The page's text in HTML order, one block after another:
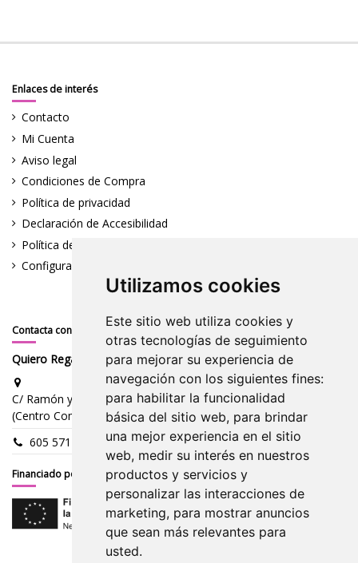
Utilizamos cookies
Este sitio web utiliza cookies y
otras tecnologías de seguimiento
para mejorar su experiencia de
navegación con los siguientes fines:
para habilitar la funcionalidad
básica del sitio web, para brindar
una mejor experiencia en el sitio
web, medir su interés en nuestros
productos y servicios y
personalizar las interacciones de
marketing, para mostrar anuncios
que sean más relevantes para
usted.
Enlaces de interés
Contacto
Mi Cuenta
Aviso legal
Condiciones de Compra
Política de privacidad
Declaración de Accesibilidad
Política de cookies
Configura Cookies
Contacta con nosotros
Quiero Regalarte
C/ Ramón y Cajal S/N |15006 A Coruña
(Centro Comercial 4 Caminos: stand planta baja, pasillo central)
605 571 000
Financiado por la Unión Europea - NextGe